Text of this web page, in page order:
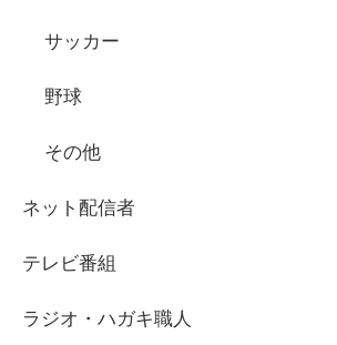
サッカー
野球
その他
ネット配信者
テレビ番組
ラジオ・ハガキ職人